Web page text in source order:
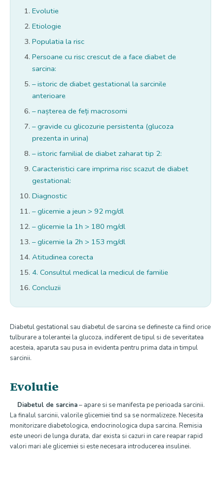
Evolutie
Etiologie
Populatia la risc
Persoane cu risc crescut de a face diabet de
sarcina:
– istoric de diabet gestational la sarcinile
anterioare
– nașterea de feți macrosomi
– gravide cu glicozurie persistenta (glucoza
prezenta in urina)
– istoric familial de diabet zaharat tip 2:
Caracteristici care imprima risc scazut de diabet
gestational:
Diagnostic
– glicemie a jeun > 92 mg/dl
– glicemie la 1h > 180 mg/dl
– glicemie la 2h > 153 mg/dl
Atitudinea corecta
4. Consultul medical la medicul de familie
Concluzii
Diabetul gestational sau diabetul de sarcina se defineste ca fiind orice
tulburare a tolerantei la glucoza, indiferent de tipul si de severitatea
acesteia, aparuta sau pusa in evidenta pentru prima data in timpul
sarcinii.
Evolutie
Diabetul de sarcina– apare si se manifesta pe perioada sarcinii.
La finalul sarcinii, valorile glicemiei tind sa se normalizeze. Necesita
monitorizare diabetologica, endocrinologica dupa sarcina. Remisia
este uneori de lunga durata, dar exista si cazuri in care reapar rapid
valori mari ale glicemiei si este necesara introducerea insulinei.